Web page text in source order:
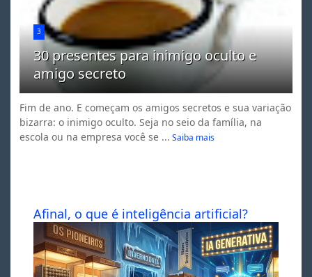
3
30 presentes para inimigo oculto e
amigo secreto
Fim de ano. E começam os amigos secretos e sua variação
bizarra: o inimigo oculto. Seja no seio da família, na
escola ou na empresa você se ... Saiba mais
Afinal, o que é inteligência artificial?